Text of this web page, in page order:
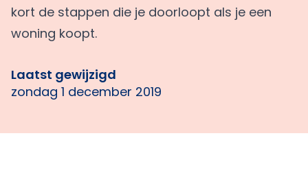
kort de stappen die je doorloopt als je een
woning koopt.
Laatst gewijzigd
zondag 1 december 2019